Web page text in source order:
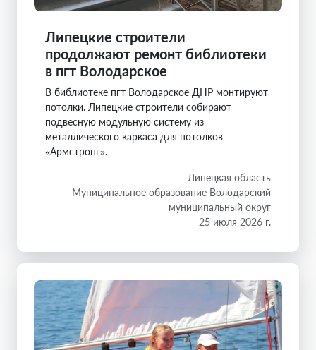
Липецкие строители
продолжают ремонт библиотеки
в пгт Володарское
В библиотеке пгт Володарское ДНР монтируют
потолки. Липецкие строители собирают
подвесную модульную систему из
металлического каркаса для потолков
«Армстронг».
Липецкая область
Муниципальное образование Володарский
муниципальный округ
25 июля 2026 г.